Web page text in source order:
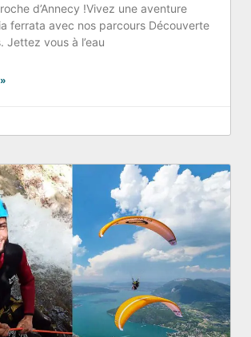
d’Annecy !Vivez une aventure
ferrata avec nos parcours Découverte
Jettez vous à l’eau